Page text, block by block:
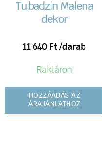
Tubadzin Malena
dekor
11 640 Ft /darab
Raktáron
HOZZÁADÁS AZ
ÁRAJÁNLATHOZ